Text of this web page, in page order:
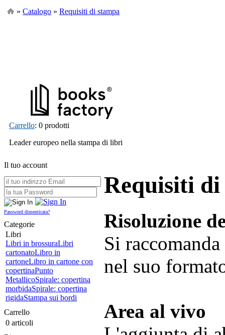
» Catalogo » Requisiti di stampa
Carrello: 0 prodotti
Leader europeo nella stampa di libri
Il tuo account
Password dimenticata?
Categorie
Libri
Libri in brossuraLibri
cartonatoLibro in
cartoneLibro in cartone con
copertinaPunto
MetallicoSpirale: copertina
morbidaSpirale: copertina
rigidaStampa sui bordi
Carrello
0 articoli
Requisiti di
Risoluzione
Si
nel suo
Area al vivo